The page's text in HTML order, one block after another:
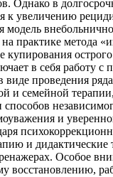
Однако в
к увеличению
модель
практике метода
купирования
в себя работу с
виде проведения
и семейной
и
и дидактические
Особое
восстановлению,